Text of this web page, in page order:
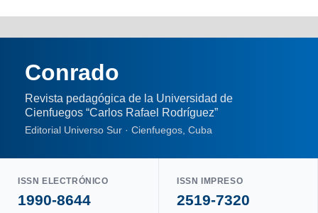
Conrado
Revista pedagógica de la Universidad de
Cienfuegos “Carlos Rafael Rodríguez”
Editorial Universo Sur · Cienfuegos, Cuba
ISSN ELECTRÓNICO
1990-8644
ISSN IMPRESO
2519-7320